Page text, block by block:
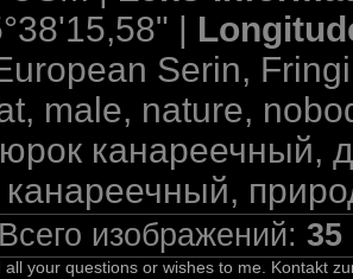
|
Serin,
male, nature,
канареечный,
канареечный,
Всего изображений:35
all your questions or wishes to me. Kontakt